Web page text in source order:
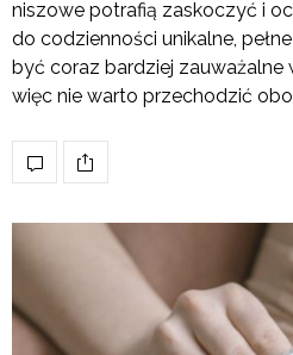
niszowe potrafią zaskoczyć i
do codzienności unikalne,
być coraz bardziej zauważalne
więc nie warto przechodzić